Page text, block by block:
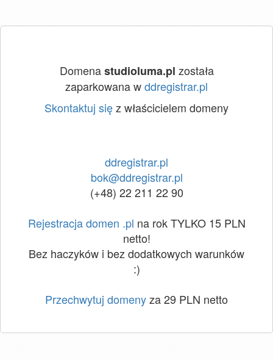
Domenastudioluma.pl została
zaparkowana wddregistrar.pl
Skontaktuj sięz właścicielem domeny
ddregistrar.pl
bok@ddregistrar.pl
(+48) 22 211 22 90
Rejestracja domen .pl na rok TYLKO 15 PLN
netto!
Bez haczyków i bez dodatkowych warunków
:)
Przechwytuj domenyza 29 PLN netto